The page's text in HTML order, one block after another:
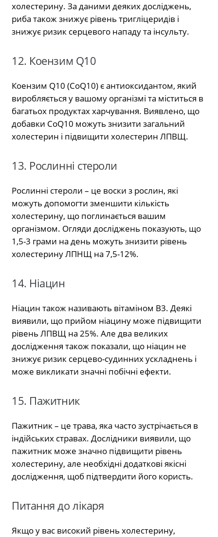
холестерину. За даними деяких досліджень,
риба також знижує рівень тригліцеридів і
знижує ризик серцевого нападу та інсульту.
12. Коензим Q10
Коензим Q10 (CoQ10) є антиоксидантом, який
виробляється у вашому організмі та міститься в
багатьох продуктах харчування. Виявлено, що
добавки CoQ10 можуть знизити загальний
холестерин і підвищити холестерин ЛПВЩ.
13. Рослинні стероли
Рослинні стероли – це воски з рослин, які
можуть допомогти зменшити кількість
холестерину, що поглинається вашим
організмом. Огляди досліджень показують, що
1,5-3 грами на день можуть знизити рівень
холестерину ЛПНЩ на 7,5-12%.
14. Ніацин
Ніацин також називають вітаміном B3. Деякі
виявили, що прийом ніацину може підвищити
рівень ЛПВЩ на 25%. Але два великих
дослідження також показали, що ніацин не
знижує ризик серцево-судинних ускладнень і
може викликати значні побічні ефекти.
15. Пажитник
Пажитник – це трава, яка часто зустрічається в
індійських стравах. Дослідники виявили, що
пажитник може значно підвищити рівень
холестерину, але необхідні додаткові якісні
дослідження, щоб підтвердити його користь.
Питання до лікаря
Якщо у вас високий рівень холестерину,